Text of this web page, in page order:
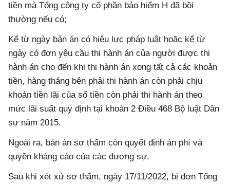
tiền mà Tổng công ty cổ phần bảo hiểm H đã bồi
thường nếu có;
Kể từ ngày bản án có hiệu lực pháp luật hoặc kể từ
ngày có đơn yêu cầu thi hành án của người được thi
hành án cho đến khi thi hành án xong tất cả các khoản
tiền, hàng tháng bên phải thi hành án còn phải chịu
khoản tiền lãi của số tiền còn phải thi hành án theo
mức lãi suất quy định tại khoản 2 Điều 468 Bộ luật Dân
sự năm 2015.
Ngoài ra, bản án sơ thẩm còn quyết định án phí và
quyền kháng cáo của các đương sự.
Sau khi xét xử sơ thẩm, ngày 17/11/2022, bị đơn Tổng